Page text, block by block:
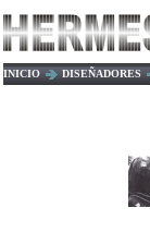
INICIO DISEÑADORES